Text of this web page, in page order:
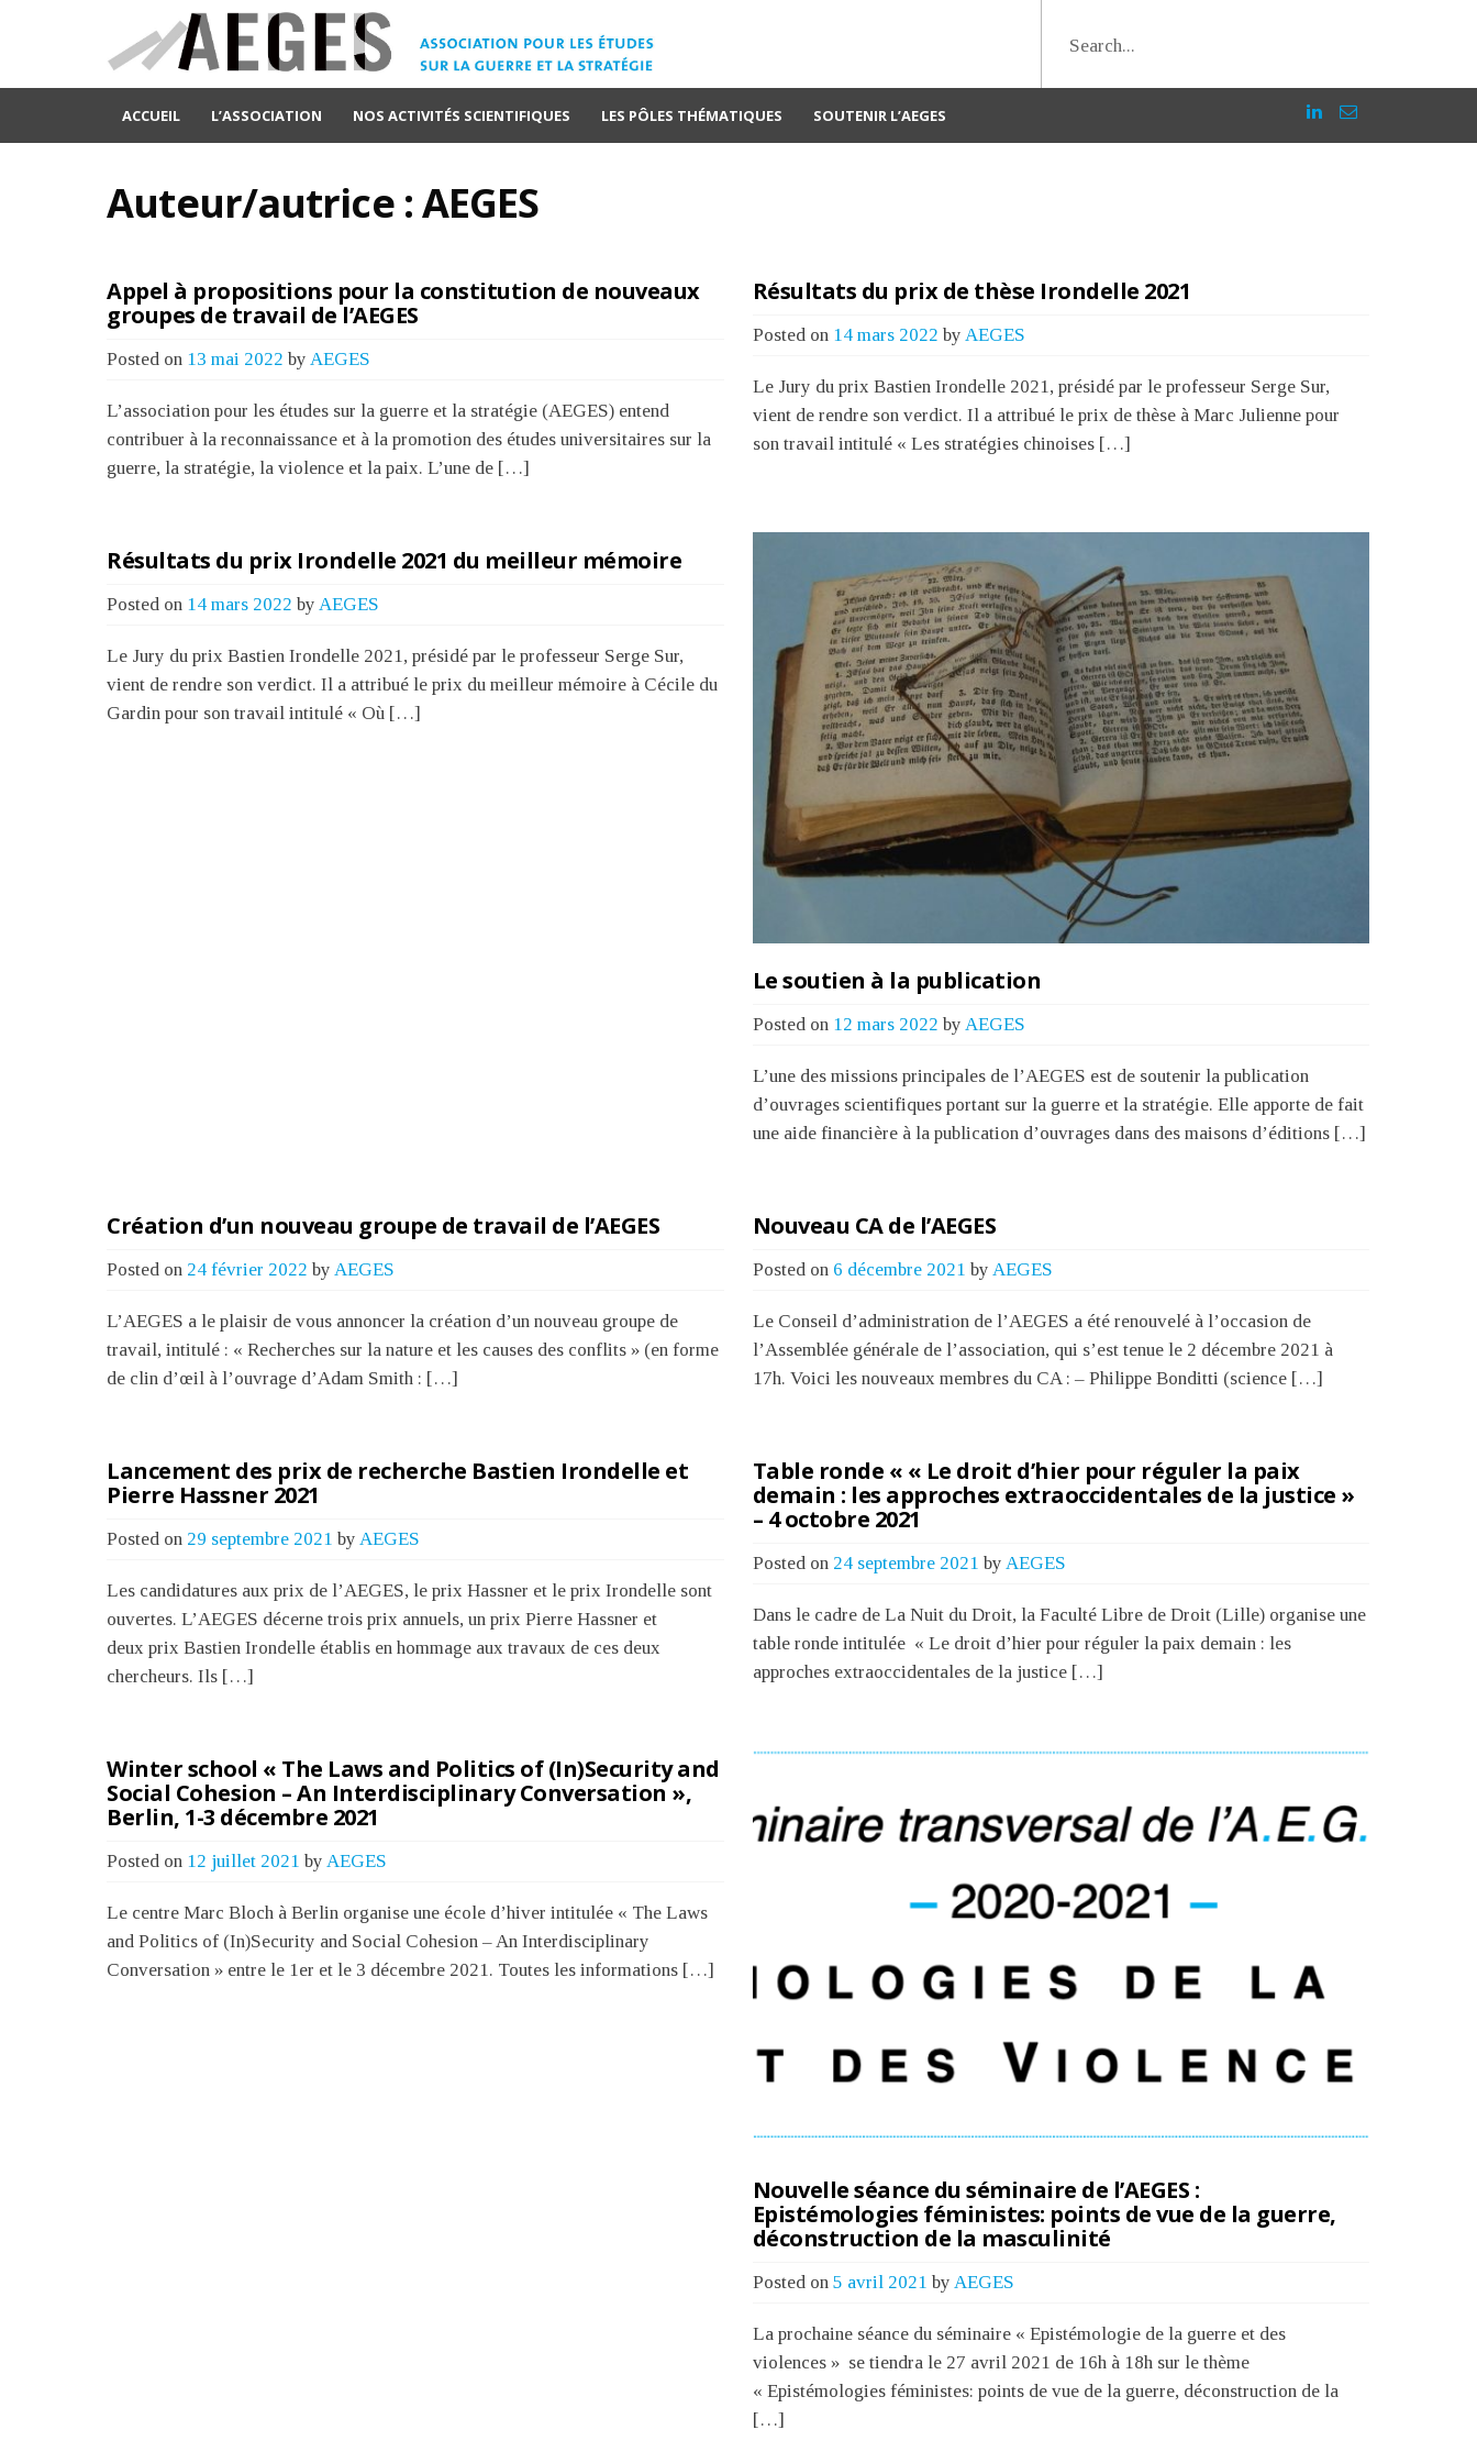
ACCUEIL L’ASSOCIATION NOS ACTIVITÉS SCIENTIFIQUES LES PÔLES THÉMATIQUES SOUTENIR L’AEGES
Auteur/autrice :AEGES
Appel à propositions pour la constitution de nouveaux
groupes de travail de l’AEGES
Posted on 13 mai 2022 byAEGES
L’association pour les études sur la guerre et la stratégie (AEGES) entend
contribuer à la reconnaissance et à la promotion des études universitaires sur la
guerre, la stratégie, la violence et la paix. L’une de […]
Résultats du prix de thèse Irondelle 2021
Posted on 14 mars 2022 by AEGES
Le Jury du prix Bastien Irondelle 2021, présidé par le professeur Serge Sur,
vient de rendre son verdict. Il a attribué le prix de thèse à Marc Julienne pour
son travail intitulé « Les stratégies chinoises […]
Résultats du prix Irondelle 2021 du meilleur mémoire
Posted on 14 mars 2022 byAEGES
Le Jury du prix Bastien Irondelle 2021, présidé par le professeur Serge Sur,
vient de rendre son verdict. Il a attribué le prix du meilleur mémoire à Cécile du
Gardin pour son travail intitulé « Où […]
Le soutien à la publication
Posted on 12 mars 2022 by AEGES
L’une des missions principales de l’AEGES est de soutenir la publication
d’ouvrages scientifiques portant sur la guerre et la stratégie. Elle apporte de fait
une aide financière à la publication d’ouvrages dans des maisons d’éditions […]
Création d’un nouveau groupe de travail de l’AEGES
Posted on 24 février 2022 byAEGES
L’AEGES a le plaisir de vous annoncer la création d’un nouveau groupe de
travail, intitulé : « Recherches sur la nature et les causes des conflits » (en forme
de clin d’œil à l’ouvrage d’Adam Smith : […]
Nouveau CA de l’AEGES
Posted on 6 décembre 2021 by AEGES
Le Conseil d’administration de l’AEGES a été renouvelé à l’occasion de
l’Assemblée générale de l’association, qui s’est tenue le 2 décembre 2021 à
17h. Voici les nouveaux membres du CA : – Philippe Bonditti (science […]
Lancement des prix de recherche Bastien Irondelle et
Pierre Hassner 2021
Posted on 29 septembre 2021 byAEGES
Les candidatures aux prix de l’AEGES, le prix Hassner et le prix Irondelle sont
ouvertes. L’AEGES décerne trois prix annuels, un prix Pierre Hassner et
deux prix Bastien Irondelle établis en hommage aux travaux de ces deux
chercheurs. Ils […]
Table ronde « « Le droit d’hier pour réguler la paix
demain : les approches extraoccidentales de la justice »
– 4 octobre 2021
Posted on 24 septembre 2021 by AEGES
Dans le cadre de La Nuit du Droit, la Faculté Libre de Droit (Lille) organise une
table ronde intitulée « Le droit d’hier pour réguler la paix demain : les
approches extraoccidentales de la justice […]
Winter school « The Laws and Politics of (In)Security and
Social Cohesion – An Interdisciplinary Conversation »,
Berlin, 1-3 décembre 2021
Posted on 12 juillet 2021 byAEGES
Le centre Marc Bloch à Berlin organise une école d’hiver intitulée « The Laws
and Politics of (In)Security and Social Cohesion – An Interdisciplinary
Conversation » entre le 1er et le 3 décembre 2021. Toutes les informations […]
Nouvelle séance du séminaire de l’AEGES :
Epistémologies féministes: points de vue de la guerre,
déconstruction de la masculinité
Posted on 5 avril 2021 by AEGES
La prochaine séance du séminaire « Epistémologie de la guerre et des
violences » se tiendra le 27 avril 2021 de 16h à 18h sur le thème
« Epistémologies féministes: points de vue de la guerre, déconstruction de la
[…]